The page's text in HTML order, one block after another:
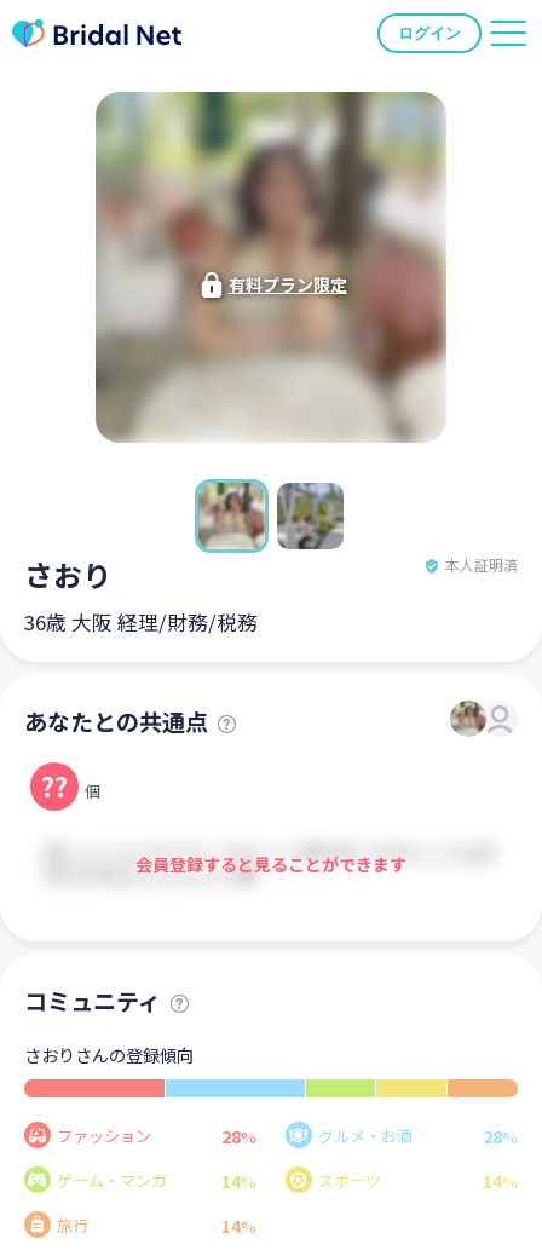
ログイン
有料プラン限定
さおり 本人証明済
36歳 大阪 経理/財務/税務
あなたとの共通点
?? 個
会員登録すると見ることができます
コミュニティ
さおりさんの登録傾向
ファッション 28% グルメ・お酒 28%
ゲーム・マンガ
14% スポーツ 14%
旅行
14%